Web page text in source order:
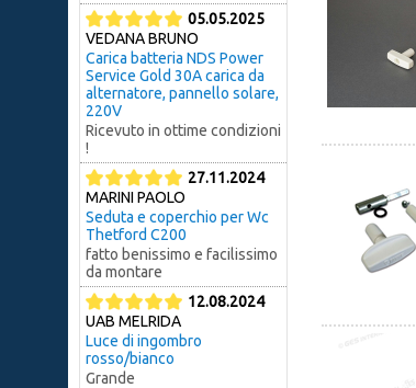
05.05.2025
VEDANA BRUNO
Carica batteria NDS Power
Service Gold 30A carica da
alternatore, pannello solare,
220V
Ricevuto in ottime condizioni
!
27.11.2024
MARINI PAOLO
Seduta e coperchio per Wc
Thetford C200
fatto benissimo e facilissimo
da montare
12.08.2024
UAB MELRIDA
Luce di ingombro
rosso/bianco
Grande